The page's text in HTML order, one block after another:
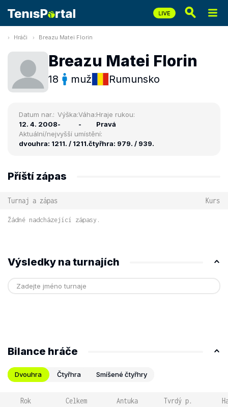
Hráči Breazu Matei Florin
Breazu Matei Florin
18 muž Rumunsko
Datum nar.:
12. 4. 2008
Výška:
-
Váha:
-
Hraje rukou:
Pravá
Aktuální/nejvyšší umístění:
dvouhra: 1211. / 1211.čtyřhra: 979. / 939.
Příští zápas
Turnaj a zápas Kurs
Žádné nadcházející zápasy.
Výsledky na turnajích
Bilance hráče
Dvouhra Čtyřhra Smíšené čtyřhry
Rok Celkem Antuka Tvrdý p.